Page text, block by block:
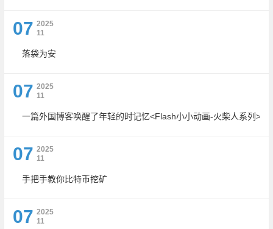
07 2025
11
落袋为安
07 2025
11
一篇外国博客唤醒了年轻的时记忆<Flash小小动画-火柴人系列>
07 2025
11
手把手教你比特币挖矿
07 2025
11